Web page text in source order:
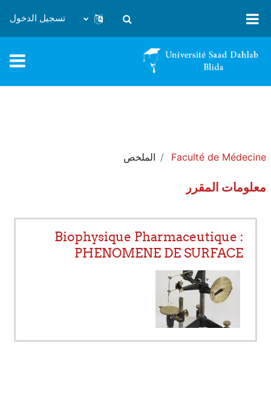
تبديل إدخال البحث
تسجيل الدخول
Faculté de Médecine الملخص
معلومات المقرر
Biophysique Pharmaceutique :
PHENOMENE DE SURFACE